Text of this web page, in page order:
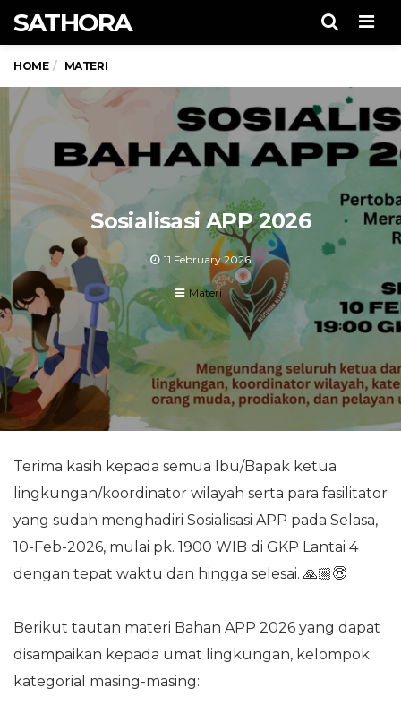
SATHORA
HOME MATERI
Sosialisasi APP 2026
11 February 2026
Materi
Terima kasih kepada semua Ibu/Bapak ketua
lingkungan/koordinator wilayah serta para fasilitator
yang sudah menghadiri Sosialisasi APP pada Selasa,
10-Feb-2026, mulai pk. 1900 WIB di GKP Lantai 4
dengan tepat waktu dan hingga selesai. 🙏🏼😇
Berikut tautan materi Bahan APP 2026 yang dapat
disampaikan kepada umat lingkungan, kelompok
kategorial masing-masing: